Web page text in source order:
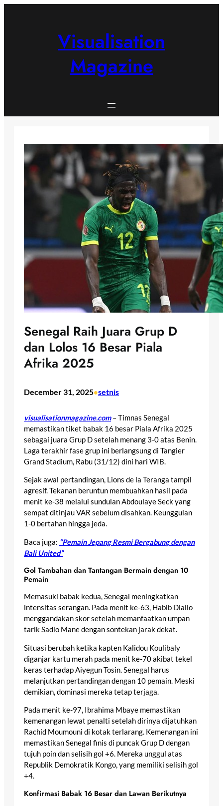
Visualisation
Magazine
Senegal Raih Juara Grup D
dan Lolos 16 Besar Piala
Afrika 2025
December 31, 2025•setnis
visualisationmagazine.com– Timnas Senegal
memastikan tiket babak 16 besar Piala Afrika 2025
sebagai juara Grup D setelah menang 3-0 atas Benin.
Laga terakhir fase grup ini berlangsung di Tangier
Grand Stadium, Rabu (31/12) dini hari WIB.
Sejak awal pertandingan, Lions de la Teranga tampil
agresif. Tekanan beruntun membuahkan hasil pada
menit ke-38 melalui sundulan Abdoulaye Seck yang
sempat ditinjau VAR sebelum disahkan. Keunggulan
1-0 bertahan hingga jeda.
Baca juga: “Pemain Jepang Resmi Bergabung dengan
Bali United”
Gol Tambahan dan Tantangan Bermain dengan 10
Pemain
Memasuki babak kedua, Senegal meningkatkan
intensitas serangan. Pada menit ke-63, Habib Diallo
menggandakan skor setelah memanfaatkan umpan
tarik Sadio Mane dengan sontekan jarak dekat.
Situasi berubah ketika kapten Kalidou Koulibaly
diganjar kartu merah pada menit ke-70 akibat tekel
keras terhadap Aiyegun Tosin. Senegal harus
melanjutkan pertandingan dengan 10 pemain. Meski
demikian, dominasi mereka tetap terjaga.
Pada menit ke-97, Ibrahima Mbaye memastikan
kemenangan lewat penalti setelah dirinya dijatuhkan
Rachid Moumouni di kotak terlarang. Kemenangan ini
memastikan Senegal finis di puncak Grup D dengan
tujuh poin dan selisih gol +6. Mereka unggul atas
Republik Demokratik Kongo, yang memiliki selisih gol
+4.
Konfirmasi Babak 16 Besar dan Lawan Berikutnya